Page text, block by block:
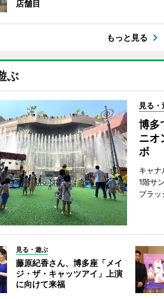
店舗目
もっと見る
ぶ
見る・
博多
ニオ
ボ
キャナ
1階サ
プラッ
見る・遊ぶ
藤原紀香さん、博多座「メイ
ジ・ザ・キャッツアイ」上演
に向けて来福